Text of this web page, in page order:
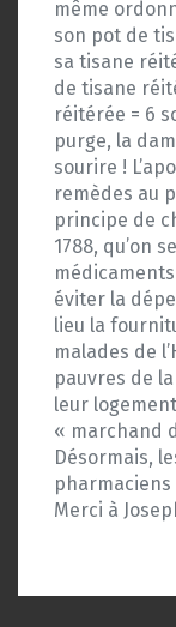
même
son pot de
sa tisane
de tisane
réitérée = 6
purge, la
sourire !
remèdes au
principe de
1788, qu’on
éviter la
lieu la
malades de
pauvres de
leur
« marchand
Désormais,
pharmaciens
Merci à